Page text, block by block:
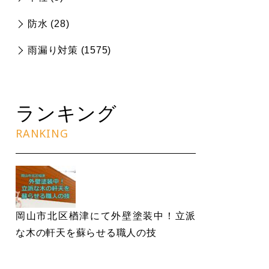
防水 (28)
雨漏り対策 (1575)
ランキング
RANKING
岡山市北区楢津にて外壁塗装中！立派
な木の軒天を蘇らせる職人の技